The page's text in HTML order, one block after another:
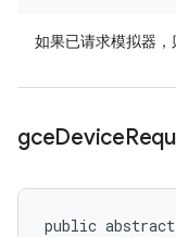
如果已请求模拟器，
gceDevice
public abstract